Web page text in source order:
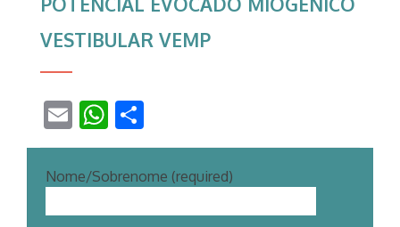
VESTIBULAR VEMP
Email WhatsApp
Nome/Sobrenome (required)